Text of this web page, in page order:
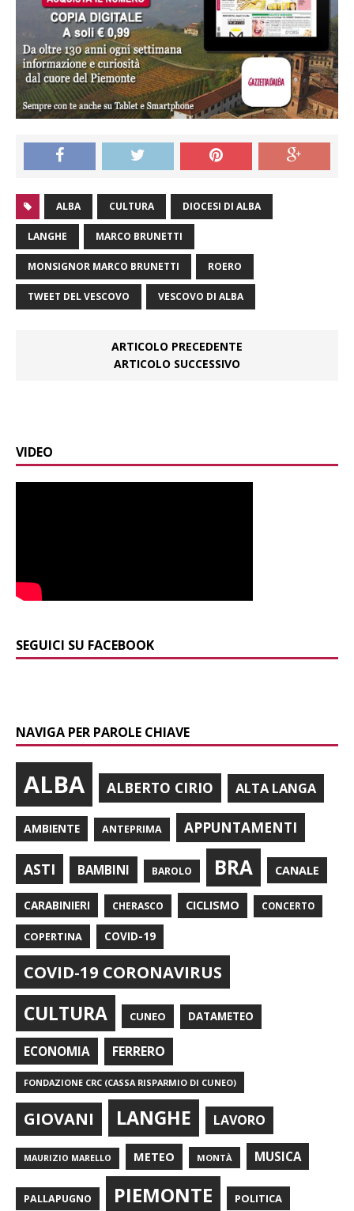
ALBA CULTURA DIOCESI DI ALBA
LANGHE MARCO BRUNETTI
MONSIGNOR MARCO BRUNETTI ROERO
TWEET DEL VESCOVO VESCOVO DI ALBA
ARTICOLO PRECEDENTE
ARTICOLO SUCCESSIVO
VIDEO
SEGUICI SU FACEBOOK
NAVIGA PER PAROLE CHIAVE
ALBA ALBERTO CIRIO ALTA LANGA
AMBIENTE ANTEPRIMA APPUNTAMENTI
ASTI BAMBINI BAROLO BRA CANALE
CARABINIERI CHERASCO CICLISMO CONCERTO
COPERTINA COVID-19
COVID-19 CORONAVIRUS
CULTURA CUNEO DATAMETEO
ECONOMIA FERRERO
FONDAZIONE CRC (CASSA RISPARMIO DI CUNEO)
GIOVANI LANGHE LAVORO
MAURIZIO MARELLO METEO MONTÀ MUSICA
PALLAPUGNO PIEMONTE POLITICA